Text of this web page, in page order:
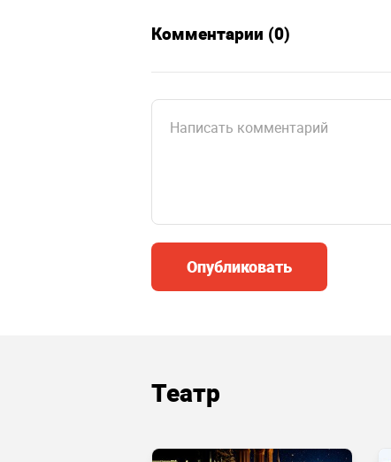
Комментарии (0)
Опубликовать
Театр